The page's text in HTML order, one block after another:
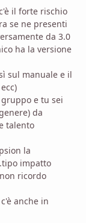
il forte rischio
se ne presenti
da 3.0
ha la versione
sul manuale e il
e tu sei
da
talento
la
impatto
ricordo
anche in